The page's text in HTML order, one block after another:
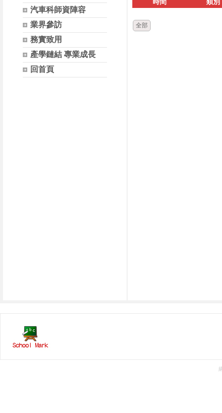
汽車科師資陣容
業界參訪
務實致用
產學鏈結 專業成長
回首頁
全部